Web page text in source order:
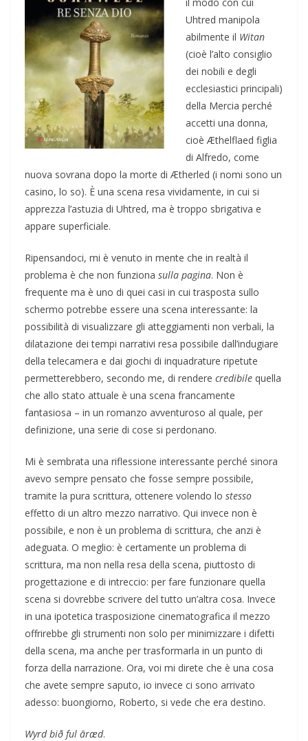
Uhtred manipola
abilmente il Witan
(cioè l’alto consiglio
dei nobili e degli
ecclesiastici principali)
della Mercia perché
accetti una donna,
cioè Æthelflaed figlia
di Alfredo, come
nuova sovrana dopo la morte di Ætherled (i nomi sono un
casino, lo so). È una scena resa vividamente, in cui si
apprezza l’astuzia di Uhtred, ma è troppo sbrigativa e
appare superficiale.
Ripensandoci, mi è venuto in mente che in realtà il
problema è che non funziona sulla pagina. Non è
frequente ma è uno di quei casi in cui trasposta sullo
schermo potrebbe essere una scena interessante: la
possibilità di visualizzare gli atteggiamenti non verbali, la
dilatazione dei tempi narrativi resa possibile dall’indugiare
della telecamera e dai giochi di inquadrature ripetute
permetterebbero, secondo me, di rendere credibile quella
che allo stato attuale è una scena francamente
fantasiosa – in un romanzo avventuroso al quale, per
definizione, una serie di cose si perdonano.
Mi è sembrata una riflessione interessante perché sinora
avevo sempre pensato che fosse sempre possibile,
tramite la pura scrittura, ottenere volendo lo stesso
effetto di un altro mezzo narrativo. Qui invece non è
possibile, e non è un problema di scrittura, che anzi è
adeguata. O meglio: è certamente un problema di
scrittura, ma non nella resa della scena, piuttosto di
progettazione e di intreccio: per fare funzionare quella
scena si dovrebbe scrivere del tutto un’altra cosa. Invece
in una ipotetica trasposizione cinematografica il mezzo
offrirebbe gli strumenti non solo per minimizzare i difetti
della scena, ma anche per trasformarla in un punto di
forza della narrazione. Ora, voi mi direte che è una cosa
che avete sempre saputo, io invece ci sono arrivato
adesso: buongiorno, Roberto, si vede che era destino.
Wyrd bið ful āræd.